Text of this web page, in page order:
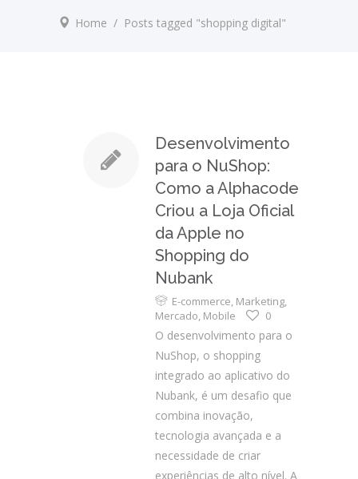
Home / Posts tagged "shopping digital"
Desenvolvimento
para o NuShop:
Como a Alphacode
Criou a Loja Oficial
da Apple no
Shopping do
Nubank
E-commerce, Marketing,
Mercado, Mobile 0
O desenvolvimento para o
NuShop, o shopping
integrado ao aplicativo do
Nubank, é um desafio que
combina inovação,
tecnologia avançada e a
necessidade de criar
experiências de alto nível. A